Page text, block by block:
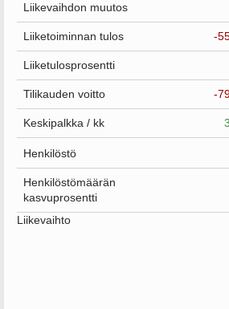
Liikevaihdon muutos
Liiketoiminnan tulos -
Liiketulosprosentti
Tilikauden voitto -
Keskipalkka / kk
Henkilöstö
Henkilöstömäärän
kasvuprosentti
Liikevaihto